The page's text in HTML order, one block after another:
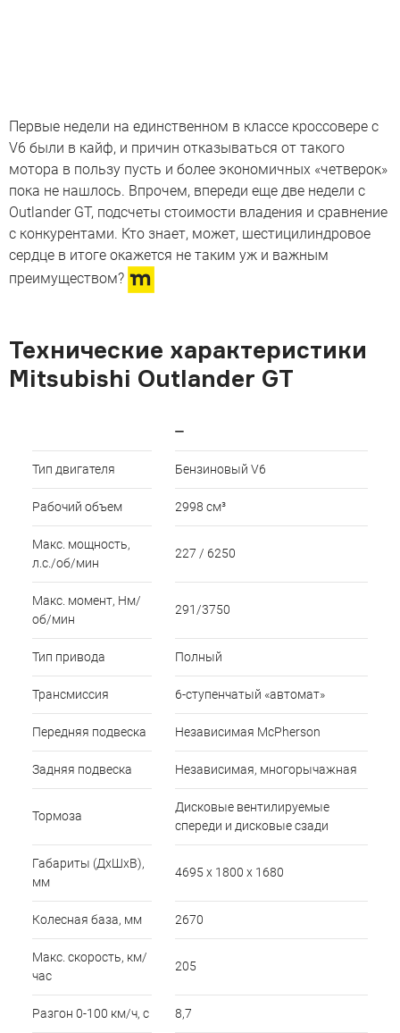
Первые недели на единственном в классе кроссовере с
V6 были в кайф, и причин отказываться от такого
мотора в пользу пусть и более экономичных «четверок»
пока не нашлось. Впрочем, впереди еще две недели с
Outlander GT, подсчеты стоимости владения и сравнение
с конкурентами. Кто знает, может, шестицилиндровое
сердце в итоге окажется не таким уж и важным
преимуществом?
Технические характеристики
Mitsubishi Outlander GT
—
Тип двигателя Бензиновый V6
Рабочий объем 2998 см³
Макс. мощность,
л.с./об/мин
227 / 6250
Макс. момент, Нм/
об/мин
291/3750
Тип привода Полный
Трансмиссия 6-ступенчатый «автомат»
Передняя подвеска Независимая McPherson
Задняя подвеска Независимая, многорычажная
Тормоза
Дисковые вентилируемые
спереди и дисковые сзади
Габариты (ДхШхВ),
мм
4695 x 1800 x 1680
Колесная база, мм 2670
Макс. скорость, км/
час
205
Разгон 0-100 км/ч, с 8,7